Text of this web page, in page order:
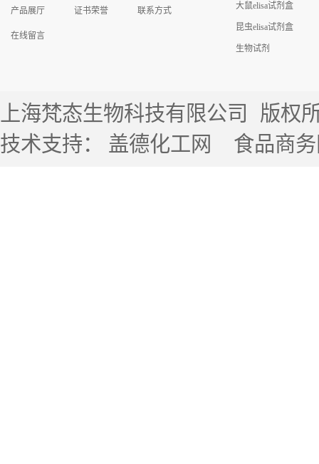
产品展厅 证书荣誉 联系方式
在线留言
大鼠elisa试剂盒
昆虫elisa试剂盒
生物试剂
上海梵态生物科技有限公司
版权
技术支持： 盖德化工网 食品商